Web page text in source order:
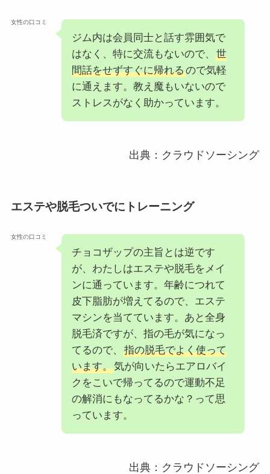
女性の口コミ
ジム内は会員同士と話す雰囲気で
はなく、特に交流もないので、
世
間話をせずすぐに帰れるので気軽
に通えます。教え魔もいないので
ストレスがなく助かっています。
出典：クラウドソーシング
エステや脱毛ついでにトレーニング
女性の口コミ
チョコザップの主旨とは逆です
が、わたしはエステや脱毛をメイ
ンに通っています。年齢につれて
皮下脂肪が増えてるので、エステ
マシンを当てています。あと全身
脱毛済ですが、指の毛が気になっ
てるので、
指の脱毛でよく使って
います。気が向いたらエアロバイ
クをこいで帰ってるので運動不足
の解消にもなってるかな？って思
っています。
出典：クラウドソーシング